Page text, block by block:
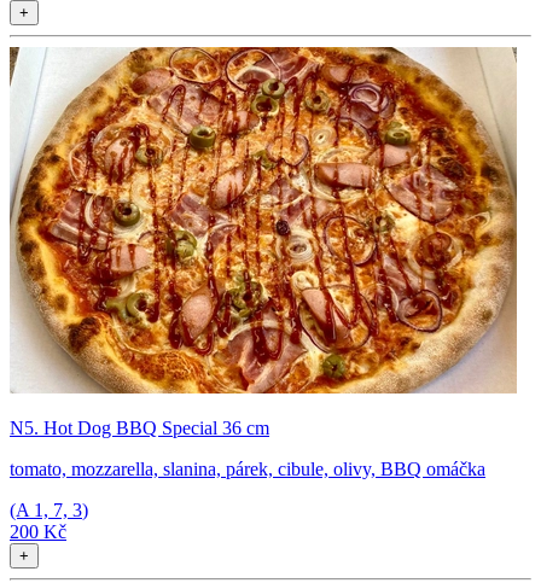
+
N5. Hot Dog BBQ Special 36 cm
tomato, mozzarella, slanina, párek, cibule, olivy, BBQ omáčka
(A 1, 7, 3)
200 Kč
+